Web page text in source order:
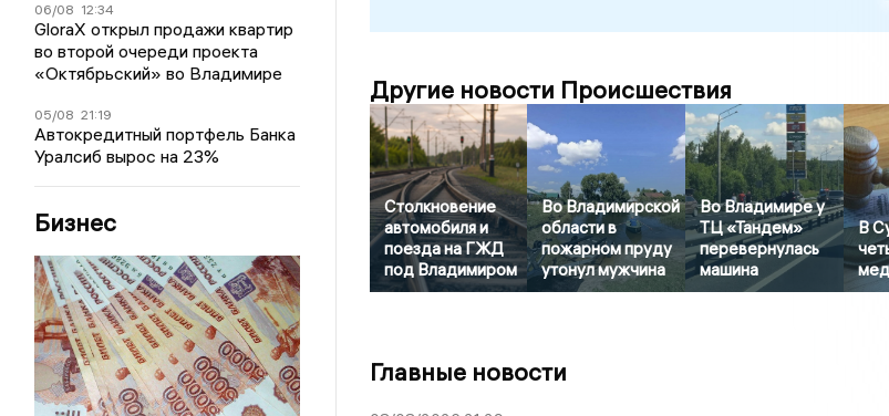
06/08 12:34
GloraX открыл продажи квартир
во второй очереди проекта
«Октябрьский» во Владимире
05/08 21:19
Автокредитный портфель Банка
Уралсиб вырос на 23%
Бизнес
Другие новости Происшествия
Столкновение
автомобиля и
поезда на ГЖД
под Владимиром
Во Владимирской
области в
пожарном пруду
утонул мужчина
Во Владимире у
ТЦ «Тандем»
перевернулась
машина
В
Главные новости